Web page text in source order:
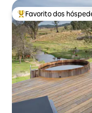
Favoritos dos
Favorito dos